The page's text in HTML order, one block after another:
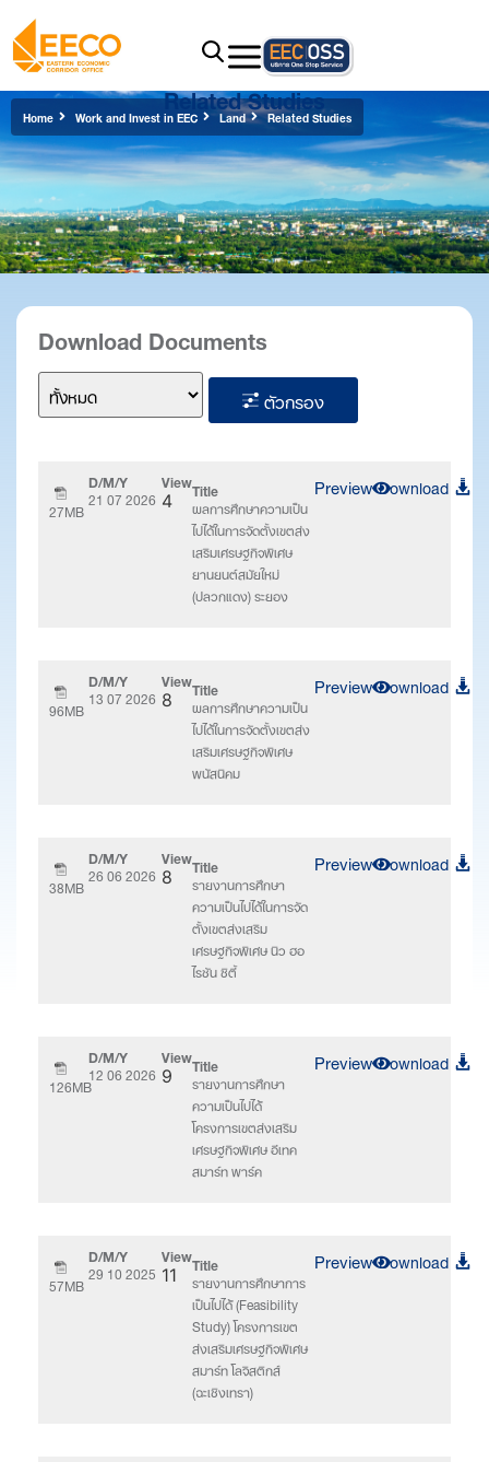
Home Work and Invest in EEC Land Related Studies
Related Studies
Download Documents
ตัวกรอง
27MB
D/M/Y
21 07 2026
View
4 Title
ผลการศึกษาความเป็น
ไปได้ในการจัดตั้งเขตส่ง
เสริมเศรษฐกิจพิเศษ
ยานยนต์สมัยใหม่
(ปลวกแดง) ระยอง
PreviewDownload
96MB
D/M/Y
13 07 2026
View
8 Title
ผลการศึกษาความเป็น
ไปได้ในการจัดตั้งเขตส่ง
เสริมเศรษฐกิจพิเศษ
พนัสนิคม
PreviewDownload
38MB
D/M/Y
26 06 2026
View
8 Title
รายงานการศึกษา
ความเป็นไปได้ในการจัด
ตั้งเขตส่งเสริม
เศรษฐกิจพิเศษ นิว ฮอ
ไรชัน ซิตี้
PreviewDownload
126MB
D/M/Y
12 06 2026
View
9 Title
รายงานการศึกษา
ความเป็นไปได้
โครงการเขตส่งเสริม
เศรษฐกิจพิเศษ อีเทค
สมาร์ท พาร์ค
PreviewDownload
57MB
D/M/Y
29 10 2025
View
11 Title
รายงานการศึกษาการ
เป็นไปได้ (Feasibility
Study) โครงการเขต
ส่งเสริมเศรษฐกิจพิเศษ
สมาร์ท โลจิสติกส์
(ฉะเชิงเทรา)
PreviewDownload